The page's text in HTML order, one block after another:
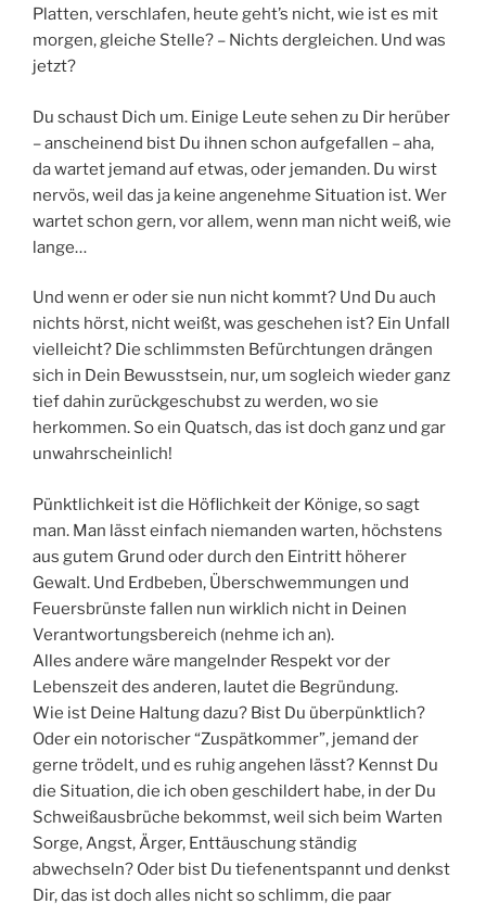
Platten, verschlafen, heute geht’s nicht, wie ist es mit
morgen, gleiche Stelle? – Nichts dergleichen. Und was
jetzt?
Du schaust Dich um. Einige Leute sehen zu Dir herüber
– anscheinend bist Du ihnen schon aufgefallen – aha,
da wartet jemand auf etwas, oder jemanden. Du wirst
nervös, weil das ja keine angenehme Situation ist. Wer
wartet schon gern, vor allem, wenn man nicht weiß, wie
lange…
Und wenn er oder sie nun nicht kommt? Und Du auch
nichts hörst, nicht weißt, was geschehen ist? Ein Unfall
vielleicht? Die schlimmsten Befürchtungen drängen
sich in Dein Bewusstsein, nur, um sogleich wieder ganz
tief dahin zurückgeschubst zu werden, wo sie
herkommen. So ein Quatsch, das ist doch ganz und gar
unwahrscheinlich!
Pünktlichkeit ist die Höflichkeit der Könige, so sagt
man. Man lässt einfach niemanden warten, höchstens
aus gutem Grund oder durch den Eintritt höherer
Gewalt. Und Erdbeben, Überschwemmungen und
Feuersbrünste fallen nun wirklich nicht in Deinen
Verantwortungsbereich (nehme ich an).
Alles andere wäre mangelnder Respekt vor der
Lebenszeit des anderen, lautet die Begründung.
Wie ist Deine Haltung dazu? Bist Du überpünktlich?
Oder ein notorischer “Zuspätkommer”, jemand der
gerne trödelt, und es ruhig angehen lässt? Kennst Du
die Situation, die ich oben geschildert habe, in der Du
Schweißausbrüche bekommst, weil sich beim Warten
Sorge, Angst, Ärger, Enttäuschung ständig
abwechseln? Oder bist Du tiefenentspannt und denkst
Dir, das ist doch alles nicht so schlimm, die paar